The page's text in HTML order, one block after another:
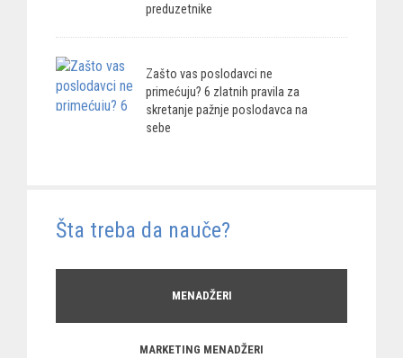
preduzetnike
Zašto vas poslodavci ne
primećuju? 6 zlatnih pravila za
skretanje pažnje poslodavca na
sebe
Šta treba da nauče?
MENADŽERI
MARKETING MENADŽERI